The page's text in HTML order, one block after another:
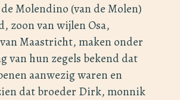
Molendino (van de Molen)
zoon van wijlen Osa,
Maastricht, maken onder
van hun zegels bekend dat
aanwezig waren en
dat broeder Dirk, monnik